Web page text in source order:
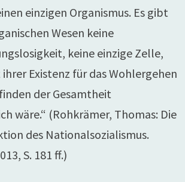
einzigen Organismus. Es gibt
Wesen keine
keine einzige Zelle,
Existenz für das Wohlergehen
der Gesamtheit
wäre.“ (Rohkrämer, Thomas: Die
des Nationalsozialismus.
S. 181 ff.)